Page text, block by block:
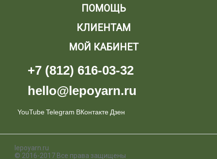
ПОМОЩЬ
КЛИЕНТАМ
МОЙ КАБИНЕТ
+7 (812) 616-03-32
hello@lepoyarn.ru
YouTubeTelegram ВКонтактеДзен
lepoyarn.ru
© 2016-2017 Все права защищены